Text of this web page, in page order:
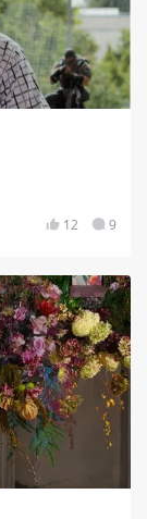
12 9